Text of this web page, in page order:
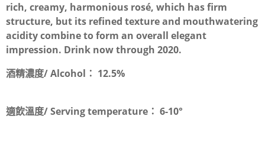
rich, creamy, harmonious rosé, which has firm
structure, but its refined texture and mouthwatering
acidity combine to form an overall elegant
impression. Drink now through 2020.
酒精濃度/ Alcohol： 12.5%
適飲溫度/ Serving temperature： 6-10°